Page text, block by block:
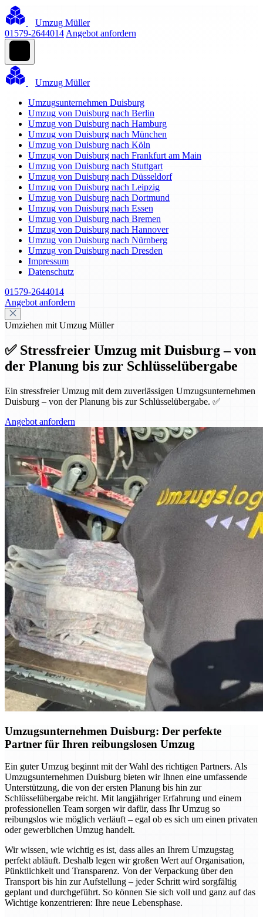
Umzug Müller
01579-2644014 Angebot anfordern
Umzug Müller
Umzugsunternehmen Duisburg
Umzug von Duisburg nach Berlin
Umzug von Duisburg nach Hamburg
Umzug von Duisburg nach München
Umzug von Duisburg nach Köln
Umzug von Duisburg nach Frankfurt am Main
Umzug von Duisburg nach Stuttgart
Umzug von Duisburg nach Düsseldorf
Umzug von Duisburg nach Leipzig
Umzug von Duisburg nach Dortmund
Umzug von Duisburg nach Essen
Umzug von Duisburg nach Bremen
Umzug von Duisburg nach Hannover
Umzug von Duisburg nach Nürnberg
Umzug von Duisburg nach Dresden
Impressum
Datenschutz
01579-2644014
Angebot anfordern
Umziehen mit Umzug Müller
✅ Stressfreier Umzug mit Duisburg – von
der Planung bis zur Schlüsselübergabe
Ein stressfreier Umzug mit dem zuverlässigen Umzugsunternehmen
Duisburg – von der Planung bis zur Schlüsselübergabe. ✅
Angebot anfordern
Umzugsunternehmen Duisburg: Der perfekte
Partner für Ihren reibungslosen Umzug
Ein guter Umzug beginnt mit der Wahl des richtigen Partners. Als
Umzugsunternehmen Duisburg bieten wir Ihnen eine umfassende
Unterstützung, die von der ersten Planung bis hin zur
Schlüsselübergabe reicht. Mit langjähriger Erfahrung und einem
professionellen Team sorgen wir dafür, dass Ihr Umzug so
reibungslos wie möglich verläuft – egal ob es sich um einen privaten
oder gewerblichen Umzug handelt.
Wir wissen, wie wichtig es ist, dass alles an Ihrem Umzugstag
perfekt abläuft. Deshalb legen wir großen Wert auf Organisation,
Pünktlichkeit und Transparenz. Von der Verpackung über den
Transport bis hin zur Aufstellung – jeder Schritt wird sorgfältig
geplant und durchgeführt. So können Sie sich voll und ganz auf das
Wichtige konzentrieren: Ihre neue Lebensphase.